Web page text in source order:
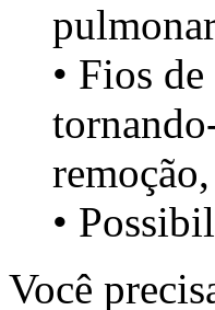
• Fios
remoção,
•
Você